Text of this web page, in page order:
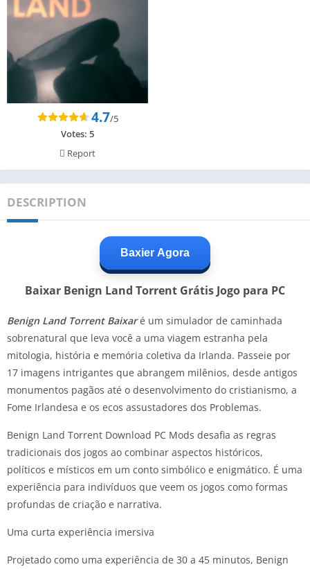
4.7/5
Votes: 5
Report
DESCRIPTION
Baxier Agora
Baixar Benign Land Torrent Grátis Jogo para PC
Benign Land Torrent Baixaré um simulador de caminhada
sobrenatural que leva você a uma viagem estranha pela
mitologia, história e memória coletiva da Irlanda. Passeie por
17 imagens intrigantes que abrangem milênios, desde antigos
monumentos pagãos até o desenvolvimento do cristianismo, a
Fome Irlandesa e os ecos assustadores dos Problemas.
Benign Land Torrent Download PC Mods desafia as regras
tradicionais dos jogos ao combinar aspectos históricos,
políticos e místicos em um conto simbólico e enigmático. É uma
experiência para indivíduos que veem os jogos como formas
profundas de criação e narrativa.
Uma curta experiência imersiva
Projetado como uma experiência de 30 a 45 minutos, Benign